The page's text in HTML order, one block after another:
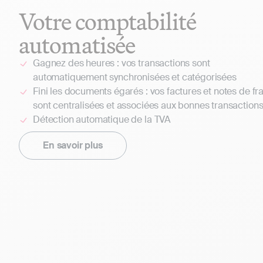
Votre comptabilité
automatisée
Gagnez des heures : vos transactions sont
automatiquement synchronisées et catégorisées
Fini les documents égarés : vos factures et notes de
sont centralisées et associées aux bonnes transactions
Détection automatique de la TVA
En savoir plus